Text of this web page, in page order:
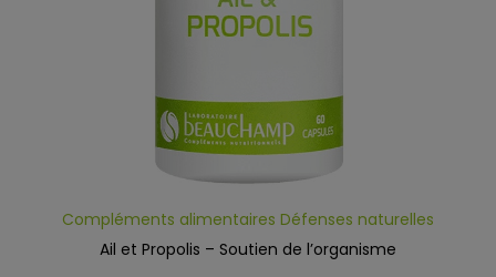
Compléments alimentaires Défenses naturelles
Ail et Propolis – Soutien de l’organisme